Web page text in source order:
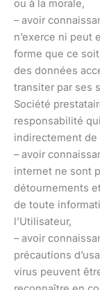
ou à la morale,
– avoir
n’exerce ni peut
forme que ce
des données
transiter par ses
Société
responsabilité
indirectement de
– avoir
internet ne sont
détournements
de toute
l’Utilisateur,
– avoir
précautions
virus peuvent